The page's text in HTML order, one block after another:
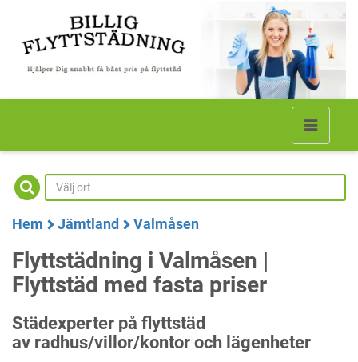
Hem Jämtland Valmåsen
Flyttstädning i Valmåsen |
Flyttstäd med fasta priser
Städexperter på flyttstäd
av radhus/villor/kontor och lägenheter